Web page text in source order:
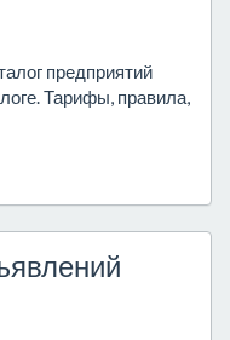
предприятий
Тарифы, правила,